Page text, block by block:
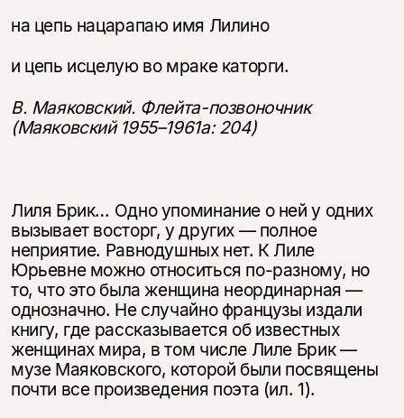
на цепь нацарапаю имя Лилино
и цепь исцелую во мраке каторги.
В. Маяковский. Флейта-позвоночник
(Маяковский 1955–1961а: 204)
Лиля Брик… Одно упоминание о ней у одних
вызывает восторг, у других — полное
неприятие. Равнодушных нет. К Лиле
Юрьевне можно относиться по-разному, но
то, что это была женщина неординарная —
однозначно. Не случайно французы издали
книгу, где рассказывается об известных
женщинах мира, в том числе Лиле Брик —
музе Маяковского, которой были посвящены
почти все произведения поэта (ил. 1).